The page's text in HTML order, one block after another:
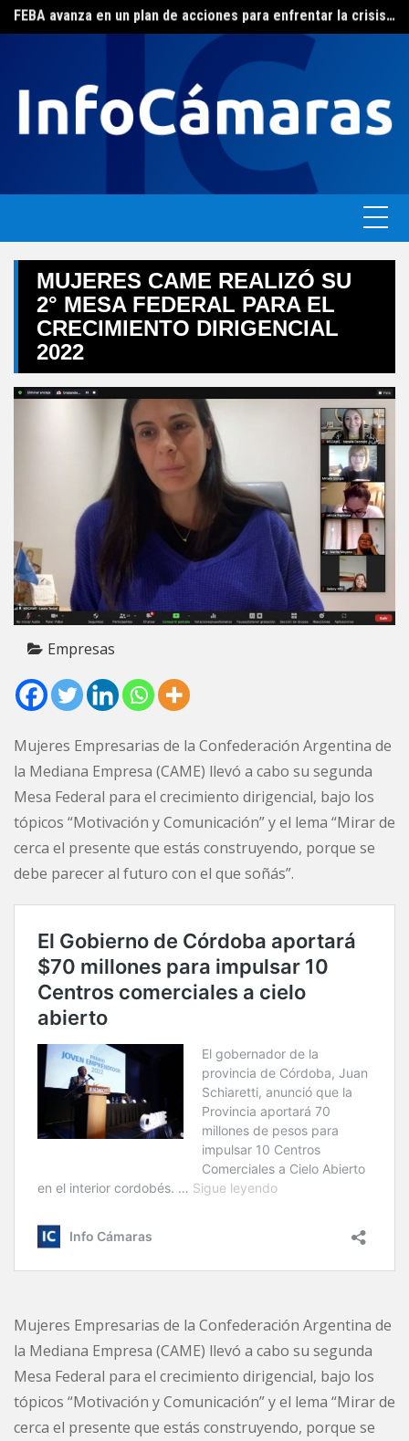
Skip
toEl ERAS continúa con el beneficio de la tarifa social del agua
MUJERES CAME REALIZÓ SU
2° MESA FEDERAL PARA EL
CRECIMIENTO DIRIGENCIAL
2022
Empresas
Mujeres Empresarias de la Confederación Argentina de
la Mediana Empresa (CAME) llevó a cabo su segunda
Mesa Federal para el crecimiento dirigencial, bajo los
tópicos “Motivación y Comunicación” y el lema “Mirar de
cerca el presente que estás construyendo, porque se
debe parecer al futuro con el que soñás”.
Mujeres Empresarias de la Confederación Argentina de
la Mediana Empresa (CAME) llevó a cabo su segunda
Mesa Federal para el crecimiento dirigencial, bajo los
tópicos “Motivación y Comunicación” y el lema “Mirar de
cerca el presente que estás construyendo, porque se